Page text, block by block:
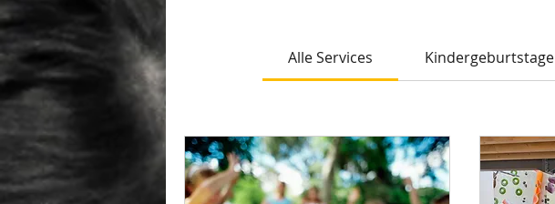
Alle Services Kindergeburtstage